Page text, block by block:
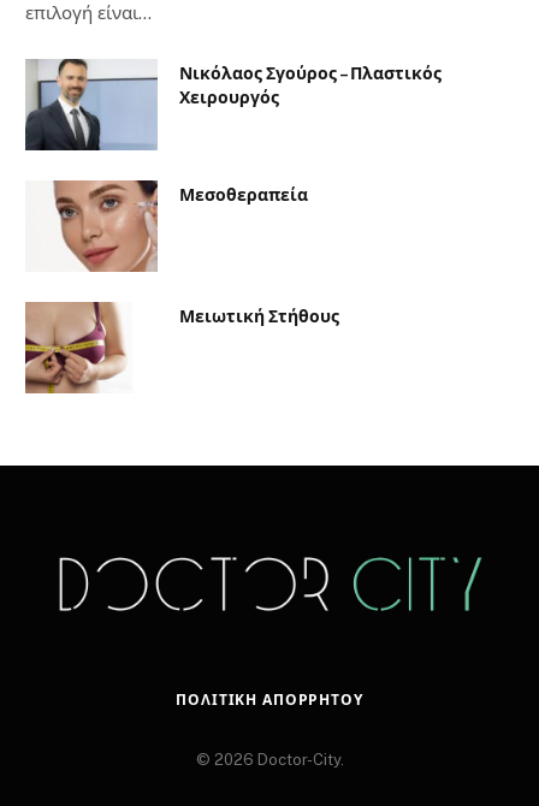
επιλογή είναι…
Νικόλαος Σγούρος – Πλαστικός
Χειρουργός
Μεσοθεραπεία
Μειωτική Στήθους
ΠΟΛΙΤΙΚΉ ΑΠΟΡΡΉΤΟΥ
© 2026 Doctor-City.